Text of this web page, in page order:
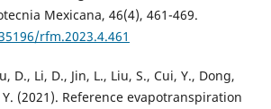
Mexicana, 46(4), 461-469.
rfm.2023.4.461
D., Li, D., Jin, L., Liu, S., Cui, Y., Dong,
Y. (2021). Reference evapotranspiration